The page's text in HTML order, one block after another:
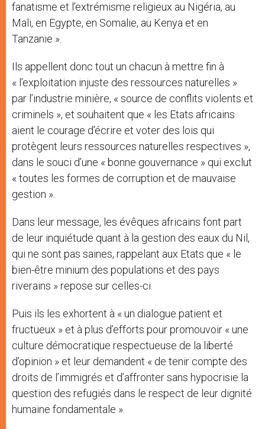
fanatisme et l’extrémisme religieux au Nigéria, au
Mali, en Egypte, en Somalie, au Kenya et en
Tanzanie ».
Ils appellent donc tout un chacun à mettre fin à
« l’exploitation injuste des ressources naturelles »
par l’industrie minière, « source de conflits violents et
criminels », et souhaitent que « les Etats africains
aient le courage d’écrire et voter des lois qui
protègent leurs ressources naturelles respectives »,
dans le souci d’une « bonne gouvernance » qui exclut
« toutes les formes de corruption et de mauvaise
gestion ».
Dans leur message, les évêques africains font part
de leur inquiétude quant à la gestion des eaux du Nil,
qui ne sont pas saines, rappelant aux Etats que « le
bien-être minium des populations et des pays
riverains » repose sur celles-ci.
Puis ils les exhortent à « un dialogue patient et
fructueux » et à plus d’efforts pour promouvoir « une
culture démocratique respectueuse de la liberté
d’opinion » et leur demandent « de tenir compte des
droits de l’immigrés et d’affronter sans hypocrisie la
question des refugiés dans le respect de leur dignité
humaine fondamentale ».